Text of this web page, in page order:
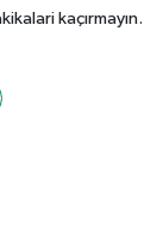
kaçırmayın.